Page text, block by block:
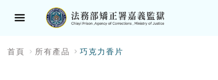
單
首頁 所有產品 巧克力香片